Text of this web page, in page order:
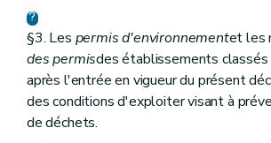
§3. Les permis d'environnementet les
des permisdes établissements classés
après l'entrée en vigueur du présent
des conditions d'exploiter visant à
de déchets.